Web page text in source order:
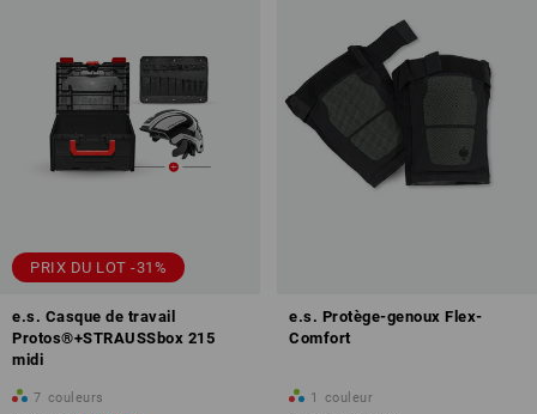
PRIX DU LOT -31%
e.s. Casque de travail
Protos®+STRAUSSbox 215
midi
7 couleurs
e.s. Protège-genoux Flex-
Comfort
1 couleur